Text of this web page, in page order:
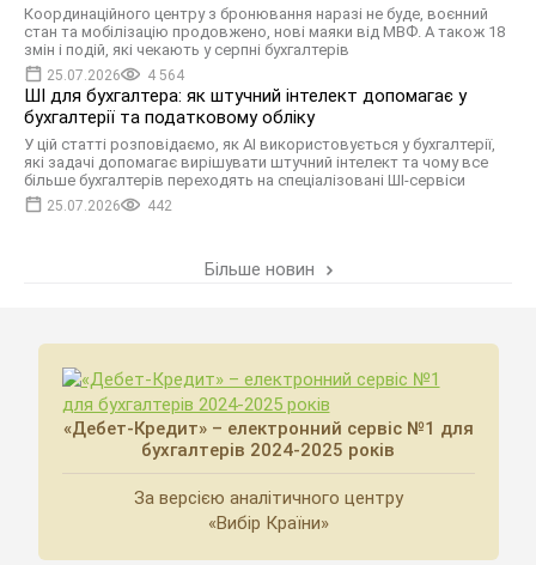
Координаційного центру з бронювання наразі не буде, воєнний
стан та мобілізацію продовжено, нові маяки від МВФ. А також 18
змін і подій, які чекають у серпні бухгалтерів
25.07.2026 4 564
ШІ для бухгалтера: як штучний інтелект допомагає у
бухгалтерії та податковому обліку
У цій статті розповідаємо, як AI використовується у бухгалтерії,
які задачі допомагає вирішувати штучний інтелект та чому все
більше бухгалтерів переходять на спеціалізовані ШІ-сервіси
25.07.2026 442
Більше новин
«Дебет-Кредит» – електронний сервіс №1 для
бухгалтерів 2024-2025 років
За версією аналітичного центру
«Вибір Країни»